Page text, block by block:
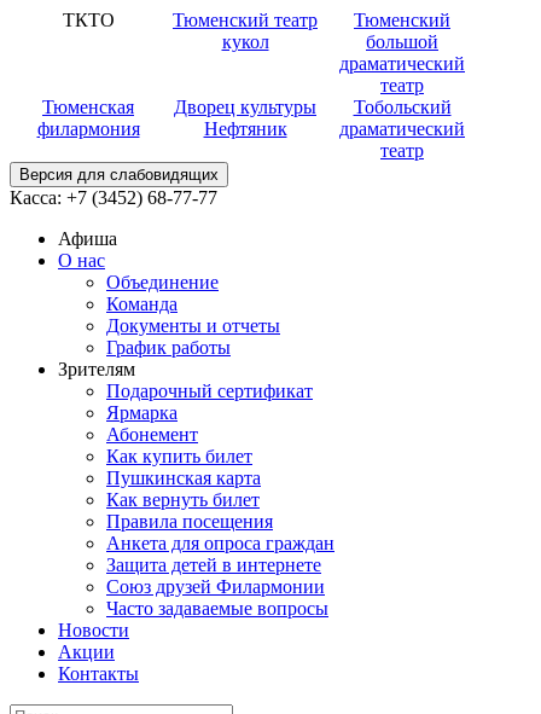
ТКТО
Тюменский театр
кукол
Тюменский
большой
драматический
театр
Тюменская
филармония
Дворец культуры
Нефтяник
Тобольский
драматический
театр
Версия для слабовидящих
Касса: +7 (3452) 68-77-77
Афиша
О нас
Объединение
Команда
Документы и отчеты
График работы
Зрителям
Подарочный сертификат
Ярмарка
Абонемент
Как купить билет
Пушкинская карта
Как вернуть билет
Правила посещения
Анкета для опроса граждан
Защита детей в интернете
Союз друзей Филармонии
Часто задаваемые вопросы
Новости
Акции
Контакты